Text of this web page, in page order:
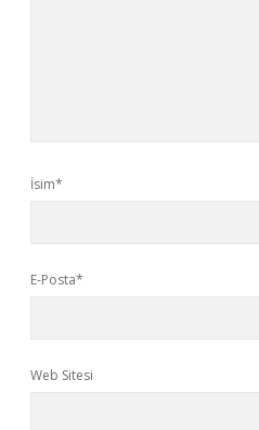
İsim*
E-Posta*
Web Sitesi